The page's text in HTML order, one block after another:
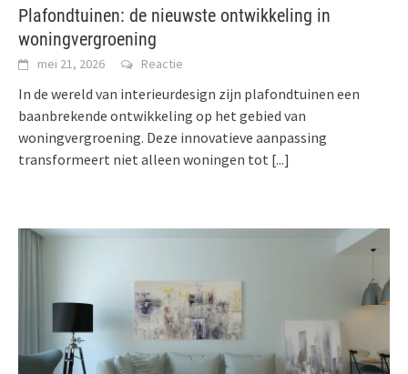
Plafondtuinen: de nieuwste ontwikkeling in
woningvergroening
mei 21, 2026 Reactie
In de wereld van interieurdesign zijn plafondtuinen een
baanbrekende ontwikkeling op het gebied van
woningvergroening. Deze innovatieve aanpassing
transformeert niet alleen woningen tot [...]